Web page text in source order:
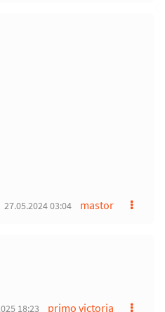
mastor
27.05.2024 03:04
primo victoria
18:23